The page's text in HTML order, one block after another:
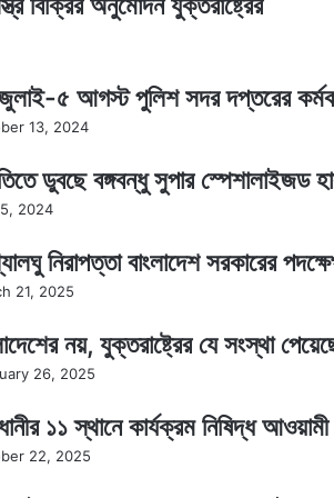
৫ আগস্ট পুলিশ সদর দপ্তরের
13, 2024
ডুবছে বঙ্গবন্ধু সুপার স্পেশালাইজড
2024
নিরাপত্তা বাংলাদেশ সরকারের
21, 2025
নয়, যুক্তরাষ্ট্রের যে সংস্থা
26, 2025
১১ স্থানে কার্যক্রম নিষিদ্ধ
22, 2025